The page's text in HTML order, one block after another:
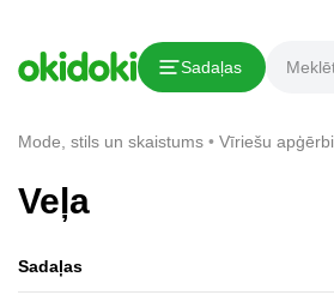
Sadaļas
Mode, stils un skaistums Vīriešu apģērbi
Veļa
Sadaļas